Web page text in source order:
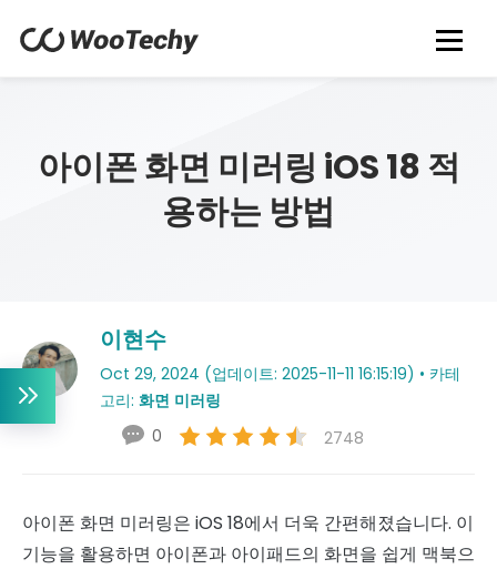
아이폰 화면 미러링 iOS 18 적
용하는 방법
이현수
Oct 29, 2024 (업데이트: 2025-11-11 16:15:19) • 카테
고리: 화면 미러링
2748
0
아이폰 화면 미러링은 iOS 18에서 더욱 간편해졌습니다. 이
기능을 활용하면 아이폰과 아이패드의 화면을 쉽게 맥북으